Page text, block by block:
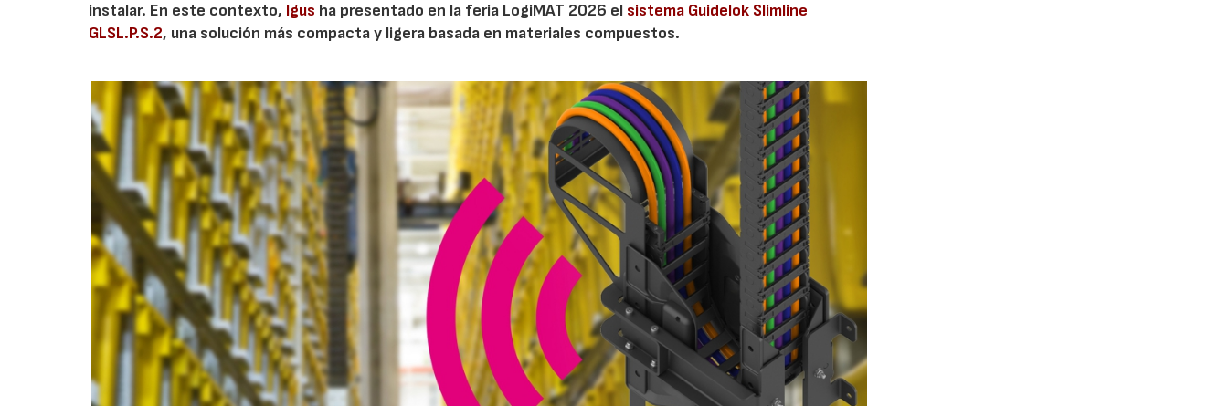
instalar. En este contexto, Igus ha presentado en la feria LogiMAT 2026 el sistema Guidelok Slimline
GLSL.P.S.2, una solución más compacta y ligera basada en materiales compuestos.